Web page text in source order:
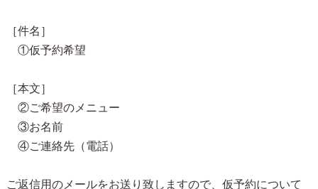
［件名］
①仮予約希望
［本文］
②ご希望のメニュー
③お名前
④ご連絡先（電話）
ご返信用のメールをお送り致しますので、仮予約について